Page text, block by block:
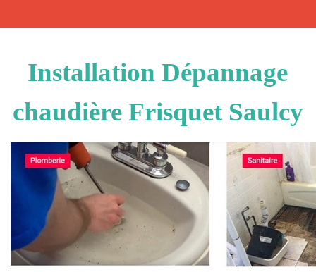
Installation Dépannage
chaudière Frisquet Saulcy